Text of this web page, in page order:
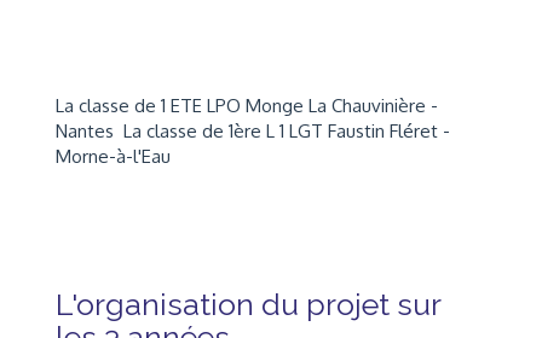
La classe de 1 ETE LPO Monge La Chauvinière -
Nantes La classe de 1ère L 1 LGT Faustin Fléret -
Morne-à-l'Eau
L'organisation du projet sur